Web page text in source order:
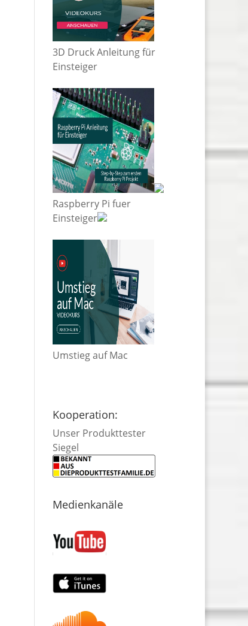
3D Druck Anleitung für
Einsteiger
Raspberry Pi fuer
Einsteiger
Umstieg auf Mac
Kooperation:
Unser Produkttester
Siegel
Medienkanäle